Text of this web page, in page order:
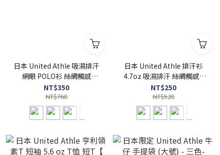
日本 United Athle 吸濕排汗
網眼 POLO衫 絲綢觸感
4.7oz - UA2020
NT$350
NT$760
日本 United Athle 排汗衫
4.7oz 吸濕排汗 絲綢觸感 -
UA5088
NT$250
NT$520